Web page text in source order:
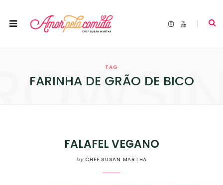
I
Y
TAG
FARINHA DE GRÃO DE BICO
FALAFEL VEGANO
by CHEF SUSAN MARTHA